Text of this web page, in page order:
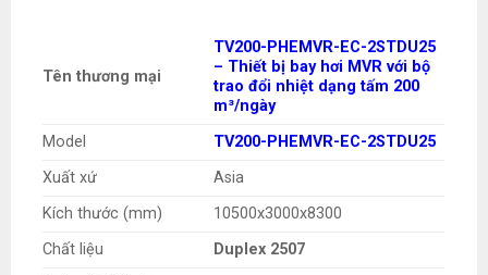
Tên thương mại
TV200-PHEMVR-EC-2STDU25
– Thiết bị bay hơi MVR với bộ
trao đổi nhiệt dạng tấm 200
m³/ngày
Model
TV200-PHEMVR-EC-2STDU25
Xuất xứ
Asia
Kích thước (mm)
10500x3000x8300
Chất liệu
Duplex 2507